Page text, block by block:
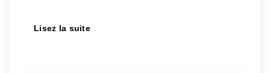
Lisez la suite